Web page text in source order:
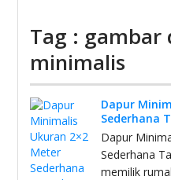
Tag : gambar
minimalis
Dapur
Sederhana
Dapur
Sederhana
memilik